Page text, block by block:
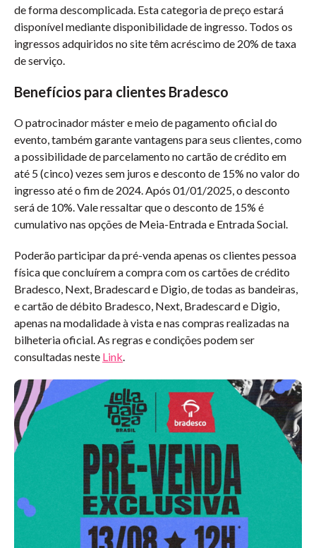
de forma descomplicada. Esta categoria de preço estará
disponível mediante disponibilidade de ingresso. Todos os
ingressos adquiridos no site têm acréscimo de 20% de taxa
de serviço.
Benefícios para clientes Bradesco
O patrocinador máster e meio de pagamento oficial do
evento, também garante vantagens para seus clientes, como
a possibilidade de parcelamento no cartão de crédito em
até 5 (cinco) vezes sem juros e desconto de 15% no valor do
ingresso até o fim de 2024. Após 01/01/2025, o desconto
será de 10%. Vale ressaltar que o desconto de 15% é
cumulativo nas opções de Meia-Entrada e Entrada Social.
Poderão participar da pré-venda apenas os clientes pessoa
física que concluírem a compra com os cartões de crédito
Bradesco, Next, Bradescard e Digio, de todas as bandeiras,
e cartão de débito Bradesco, Next, Bradescard e Digio,
apenas na modalidade à vista e nas compras realizadas na
bilheteria oficial. As regras e condições podem ser
consultadas neste Link